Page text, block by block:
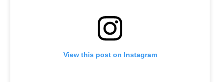
View this post on Instagram